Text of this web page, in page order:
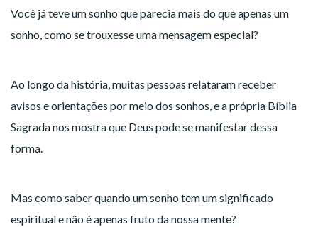
Você já teve um sonho que parecia mais do que apenas um
sonho, como se trouxesse uma mensagem especial?
Ao longo da história, muitas pessoas relataram receber
avisos e orientações por meio dos sonhos, e a própria Bíblia
Sagrada nos mostra que Deus pode se manifestar dessa
forma.
Mas como saber quando um sonho tem um significado
espiritual e não é apenas fruto da nossa mente?